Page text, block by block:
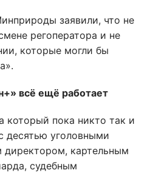
заявили, что не
регоператора и не
которые могли бы
всё ещё работает
который пока никто так и
десятью уголовными
директором, картельным
судебным